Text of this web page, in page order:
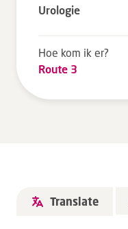
Tarieven en vergoeding
Uw gegevens
Wachttijden
Urologie
Hoe kom ik er?
Route 3
Translate